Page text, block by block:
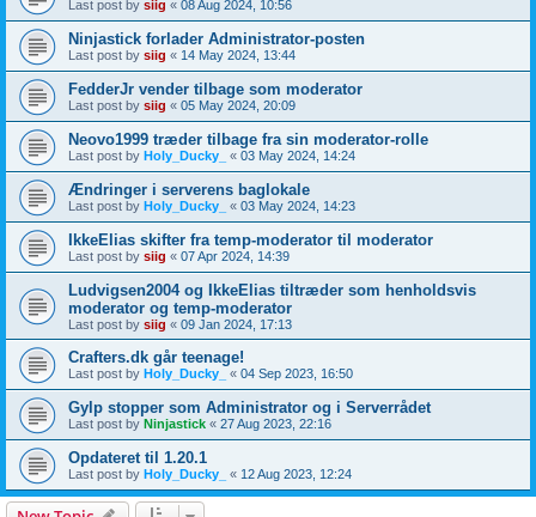
Last post by siig « 08 Aug 2024, 10:56
Ninjastick forlader Administrator-posten
Last post by siig « 14 May 2024, 13:44
FedderJr vender tilbage som moderator
Last post by siig « 05 May 2024, 20:09
Neovo1999 træder tilbage fra sin moderator-rolle
Last post by Holy_Ducky_ « 03 May 2024, 14:24
Ændringer i serverens baglokale
Last post by Holy_Ducky_ « 03 May 2024, 14:23
IkkeElias skifter fra temp-moderator til moderator
Last post by siig « 07 Apr 2024, 14:39
Ludvigsen2004 og IkkeElias tiltræder som henholdsvis
moderator og temp-moderator
Last post by siig « 09 Jan 2024, 17:13
Crafters.dk går teenage!
Last post by Holy_Ducky_ « 04 Sep 2023, 16:50
Gylp stopper som Administrator og i Serverrådet
Last post by Ninjastick « 27 Aug 2023, 22:16
Opdateret til 1.20.1
Last post by Holy_Ducky_ « 12 Aug 2023, 12:24